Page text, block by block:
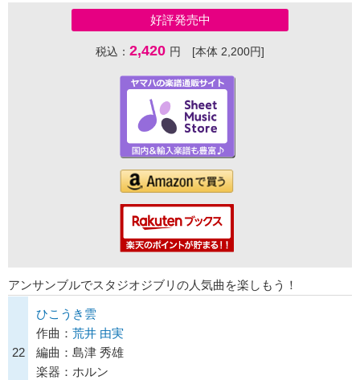
好評発売中
税込： 2,420 円 [本体 2,200円]
アンサンブルでスタジオジブリの人気曲を楽しもう！
22
ひこうき雲
作曲： 荒井 由実
編曲：島津 秀雄
楽器：ホルン